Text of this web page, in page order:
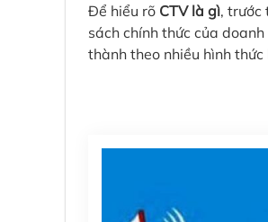
Để hiểu rõ CTV là gì, trước
sách chính thức của
thành theo nhiều hình